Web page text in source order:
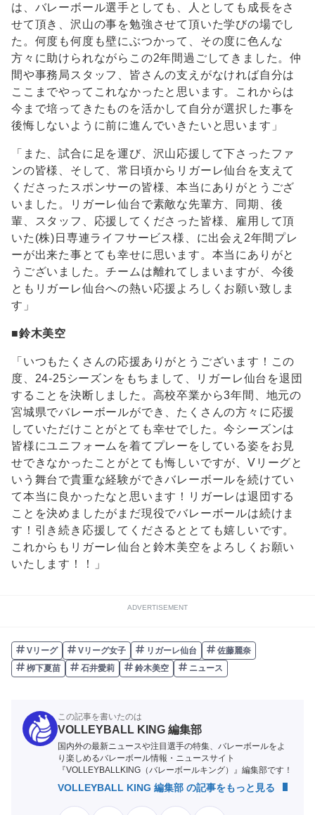
は、バレーボール選手としても、人としても成長をさ
せて頂き、沢山の事を勉強させて頂いた学びの場でし
た。何度も何度も壁にぶつかって、その度に色んな
方々に助けられながらこの2年間過ごしてきました。仲
間や事務局スタッフ、皆さんの支えがなければ自分は
ここまでやってこれなかったと思います。これからは
今まで培ってきたものを活かして自分が選択した事を
後悔しないように前に進んでいきたいと思います」
「また、試合に足を運び、沢山応援して下さったファ
ンの皆様、そして、常日頃からリガーレ仙台を支えて
くださったスポンサーの皆様、本当にありがとうござ
いました。リガーレ仙台で素敵な先輩方、同期、後
輩、スタッフ、応援してくださった皆様、雇用して頂
いた(株)日専連ライフサービス様、に出会え2年間プレ
ーが出来た事とても幸せに思います。本当にありがと
うございました。チームは離れてしまいますが、今後
ともリガーレ仙台への熱い応援よろしくお願い致しま
す」
■鈴木美空
「いつもたくさんの応援ありがとうございます！この
度、24-25シーズンをもちまして、リガーレ仙台を退団
することを決断しました。高校卒業から3年間、地元の
宮城県でバレーボールができ、たくさんの方々に応援
していただけことがとても幸せでした。今シーズンは
皆様にユニフォームを着てプレーをしている姿をお見
せできなかったことがとても悔しいですが、Vリーグと
いう舞台で貴重な経験ができバレーボールを続けてい
て本当に良かったなと思います！リガーレは退団する
ことを決めましたがまだ現役でバレーボールは続けま
す！引き続き応援してくださるととても嬉しいです。
これからもリガーレ仙台と鈴木美空をよろしくお願い
いたします！！」
ADVERTISEMENT
Vリーグ Vリーグ女子 リガーレ仙台
佐藤麗奈
栁下夏苗
石井愛莉 鈴木美空 ニュース
この記事を書いたのは
VOLLEYBALL KING 編集部
国内外の最新ニュースや注目選手の特集、バレーボールをよ
り楽しめるバレーボール情報・ニュースサイト
『VOLLEYBALLKING（バレーボールキング）』編集部です！
VOLLEYBALL KING 編集部 の記事をもっと見る